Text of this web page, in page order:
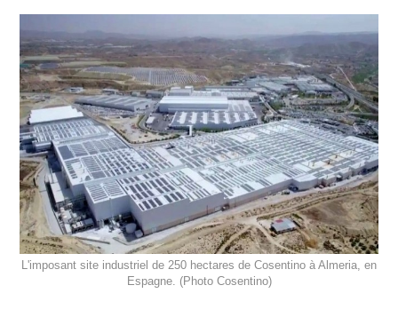
L'imposant site industriel de 250 hectares de Cosentino à Almeria, en
Espagne. (Photo Cosentino)